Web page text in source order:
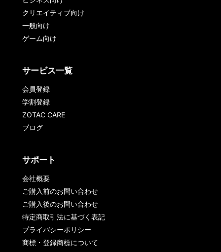
クリエイティブ向け
一般向け
ゲーム向け
サービス一覧
会員登録
学割登録
ZOTAC CARE
ブログ
サポート
会社概要
ご購入前のお問い合わせ
ご購入後のお問い合わせ
特定商取引法に基づく表記
プライバシーポリシー
商標・登録商標について